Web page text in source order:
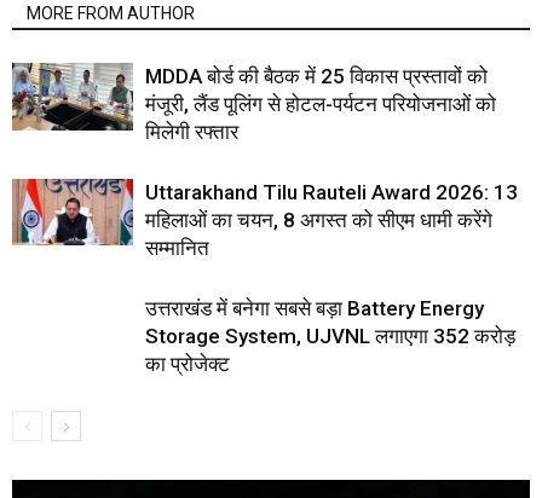
MORE FROM AUTHOR
MDDA बोर्ड की बैठक में 25 विकास प्रस्तावों को
मंजूरी, लैंड पूलिंग से होटल-पर्यटन परियोजनाओं को
मिलेगी रफ्तार
Uttarakhand Tilu Rauteli Award 2026: 13
महिलाओं का चयन, 8 अगस्त को सीएम धामी करेंगे
सम्मानित
उत्तराखंड में बनेगा सबसे बड़ा Battery Energy
Storage System, UJVNL लगाएगा 352 करोड़
का प्रोजेक्ट